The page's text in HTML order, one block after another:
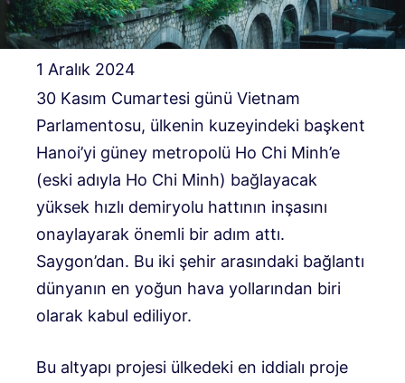
1 Aralık 2024
30 Kasım Cumartesi günü Vietnam
Parlamentosu, ülkenin kuzeyindeki başkent
Hanoi’yi güney metropolü Ho Chi Minh’e
(eski adıyla Ho Chi Minh) bağlayacak
yüksek hızlı demiryolu hattının inşasını
onaylayarak önemli bir adım attı.
Saygon’dan. Bu iki şehir arasındaki bağlantı
dünyanın en yoğun hava yollarından biri
olarak kabul ediliyor.
Bu altyapı projesi ülkedeki en iddialı proje